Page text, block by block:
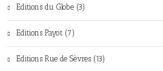
Editions du Globe (3)
Editions Payot (7)
Editions Rue de Sèvres (13)